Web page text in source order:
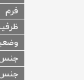
فرم
جنس